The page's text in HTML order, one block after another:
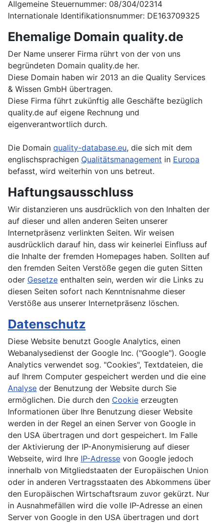
Allgemeine Steuernummer: 08/304/02314
Internationale Identifikationsnummer: DE163709325
Ehemalige Domain quality.de
Der Name unserer Firma rührt von der von uns
begründeten Domain quality.de her.
Diese Domain haben wir 2013 an die Quality Services
& Wissen GmbH übertragen.
Diese Firma führt zukünftig alle Geschäfte bezüglich
quality.de auf eigene Rechnung und
eigenverantwortlich durch.
Die Domain quality-database.eu, die sich mit dem
englischsprachigen Qualitätsmanagement in Europa
befasst, wird weiterhin von uns betreut.
Haftungsausschluss
Wir distanzieren uns ausdrücklich von den Inhalten der
auf dieser und allen anderen Seiten unserer
Internetpräsenz verlinkten Seiten. Wir weisen
ausdrücklich darauf hin, dass wir keinerlei Einfluss auf
die Inhalte der fremden Homepages haben. Sollten auf
den fremden Seiten Verstöße gegen die guten Sitten
oder Gesetze enthalten sein, werden wir die Links zu
diesen Seiten sofort nach Kenntnisnahme dieser
Verstöße aus unserer Internetpräsenz löschen.
Datenschutz
Diese Website benutzt Google Analytics, einen
Webanalysedienst der Google Inc. ("Google"). Google
Analytics verwendet sog. "Cookies", Textdateien, die
auf Ihrem Computer gespeichert werden und die eine
Analyse der Benutzung der Website durch Sie
ermöglichen. Die durch den Cookie erzeugten
Informationen über Ihre Benutzung dieser Website
werden in der Regel an einen Server von Google in
den USA übertragen und dort gespeichert. Im Falle
der Aktivierung der IP-Anonymisierung auf dieser
Webseite, wird Ihre IP-Adresse von Google jedoch
innerhalb von Mitgliedstaaten der Europäischen Union
oder in anderen Vertragsstaaten des Abkommens über
den Europäischen Wirtschaftsraum zuvor gekürzt. Nur
in Ausnahmefällen wird die volle IP-Adresse an einen
Server von Google in den USA übertragen und dort